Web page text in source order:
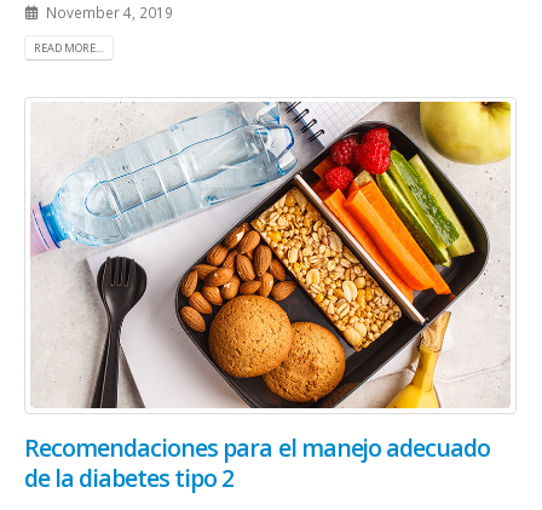
November 4, 2019
READ MORE...
Recomendaciones para el manejo adecuado
de la diabetes tipo 2